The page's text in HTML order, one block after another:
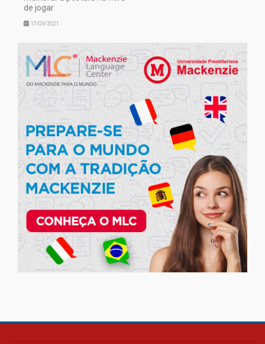
de jogar
17/03/2021